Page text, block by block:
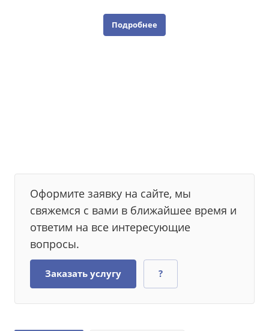
свои старые очки. Консультация со специалистами,
внимательный индивидуальный подход.
Подробнее
Оформите заявку на сайте, мы
свяжемся с вами в ближайшее время и
ответим на все интересующие
вопросы.
Заказать услугу ?